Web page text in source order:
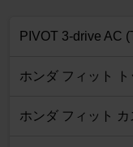
PIVOT 3-drive AC
ホンダ フィット ト
ホンダ フィット カ